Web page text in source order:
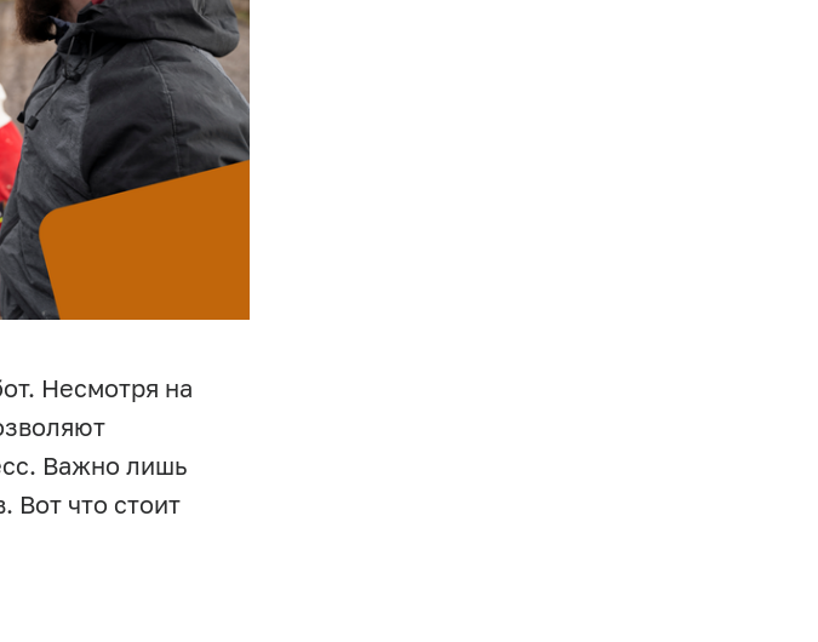
Несмотря на
Важно лишь
Вот что стоит